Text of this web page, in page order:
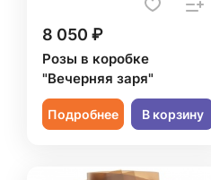
8 050 ₽
Розы в коробке
"Вечерняя заря"
Подробнее В корзину